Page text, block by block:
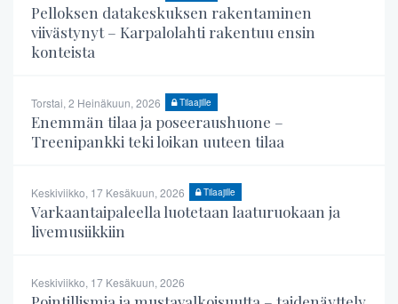
Pelloksen datakeskuksen rakentaminen
viivästynyt – Karpalolahti rakentuu ensin
konteista
Torstai, 2 Heinäkuun, 2026 Tilaajille
Enemmän tilaa ja poseeraushuone –
Treenipankki teki loikan uuteen tilaa
Keskiviikko, 17 Kesäkuun, 2026 Tilaajille
Varkaantaipaleella luotetaan laaturuokaan ja
livemusiikkiin
Keskiviikko, 17 Kesäkuun, 2026